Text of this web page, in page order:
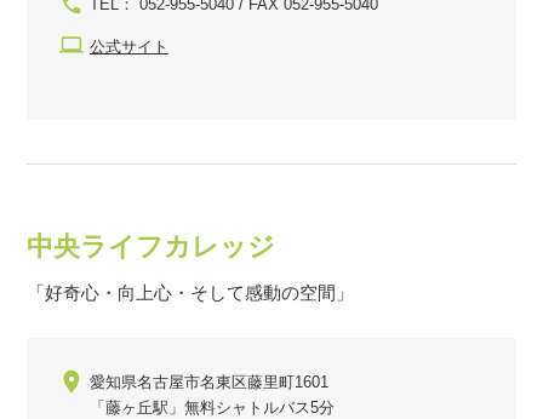
TEL： 052-955-5040 / FAX 052-955-5040
公式サイト
中央ライフカレッジ
「好奇心・向上心・そして感動の空間」
愛知県名古屋市名東区藤里町1601
「藤ヶ丘駅」無料シャトルバス5分